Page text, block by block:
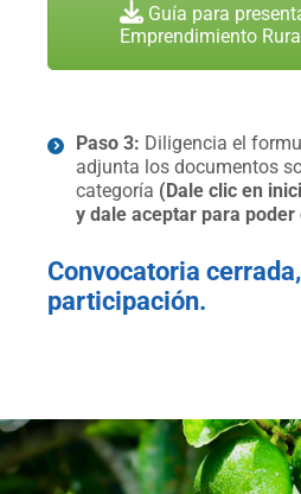
Guía para
Emprendimiento
Paso 3: Diligencia el
adjunta los documentos
categoría (Dale clic en
y dale aceptar para poder
Convocatoria
participación.